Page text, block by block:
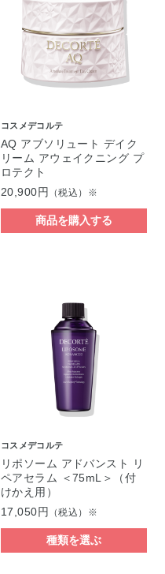
コスメデコルテ
AQ アブソリュート デイク
リーム アウェイクニング プ
ロテクト
20,900円
（税込）※
商品を購入する
コスメデコルテ
リポソーム アドバンスト リ
ペアセラム ＜75mL＞（付
けかえ用）
17,050円 （税込）※
種類を選ぶ